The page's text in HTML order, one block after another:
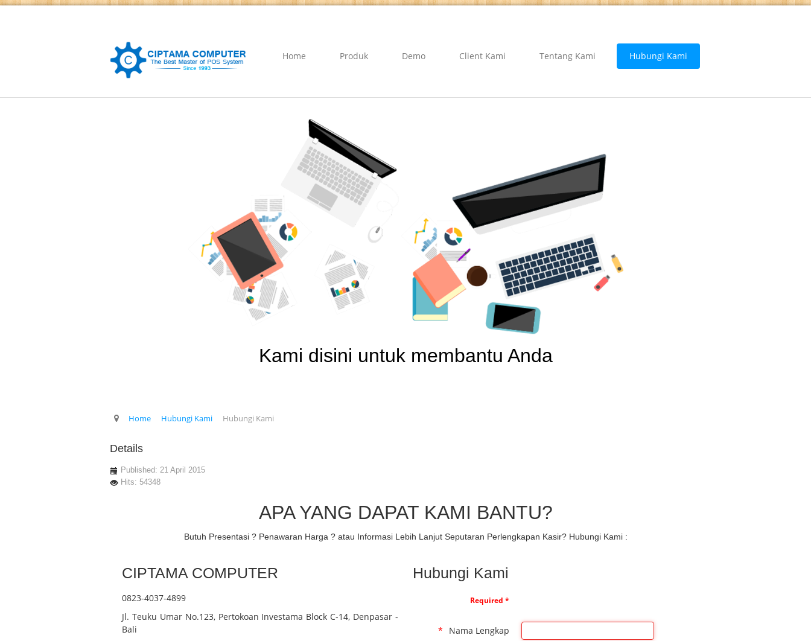
Home Produk Demo Client Kami Tentang Kami Hubungi Kami
Kami disini untuk membantu Anda
Home Hubungi Kami Hubungi Kami
Details
Published: 21 April 2015
Hits: 54348
APA YANG DAPAT KAMI BANTU?
Butuh Presentasi ? Penawaran Harga ? atau Informasi Lebih Lanjut Seputaran Perlengkapan Kasir? Hubungi Kami :
CIPTAMA COMPUTER
0823-4037-4899
Jl. Teuku Umar No.123, Pertokoan Investama Block C-14, Denpasar -
Bali
Hubungi Kami
Required *
Nama Lengkap